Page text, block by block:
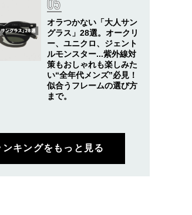
オラつかない「大人サン
グラス」28選。オークリ
ー、ユニクロ、ジェント
ルモンスター...紫外線対
策もおしゃれも楽しみた
い“全年代メンズ”必見！
似合うフレームの選び方
まで。
ンキングをもっと見る